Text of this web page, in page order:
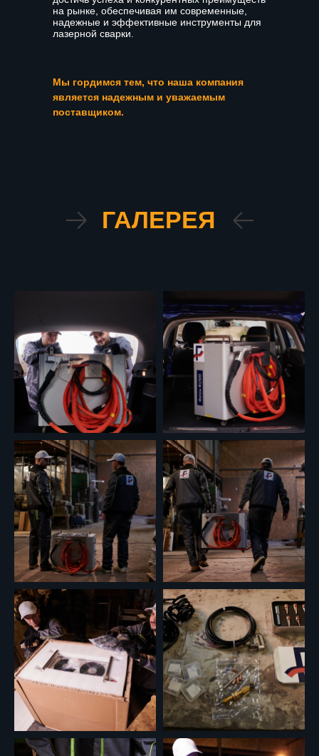
на рынке, обеспечивая им современные,
надежные и эффективные инструменты для
лазерной сварки.
Мы гордимся тем, что наша компания
является надежным и уважаемым
поставщиком.
ГАЛЕРЕЯ